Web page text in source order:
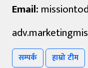
Email:
सम्पर्क हाम्रो टीम